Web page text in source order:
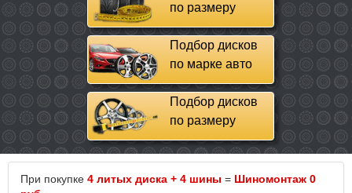
по размеру
Подбор дисков
по марке авто
Подбор дисков
по размеру
При покупке 4 литых диска + 4 шины = Шиномонтаж 0